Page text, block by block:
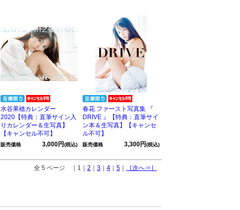
水谷果穂カレンダー
2020【特典：直筆サイン入
りカレンダー＆生写真】
【キャンセル不可】
販売価格 3,000円(税込)
春花 ファースト写真集 『
DRIVE 』【特典：直筆サイ
ン本＆生写真】【キャンセ
ル不可】
販売価格 3,300円(税込)
全 5 ページ ｜1｜ 2 3 4 5 ［次へ⇒］